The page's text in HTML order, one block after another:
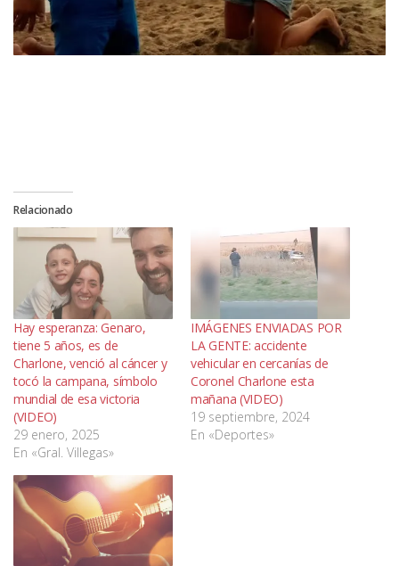
Relacionado
Hay esperanza: Genaro,
tiene 5 años, es de
Charlone, venció al cáncer y
tocó la campana, símbolo
mundial de esa victoria
(VIDEO)
29 enero, 2025
En «Gral. Villegas»
IMÁGENES ENVIADAS POR
LA GENTE: accidente
vehicular en cercanías de
Coronel Charlone esta
mañana (VIDEO)
19 septiembre, 2024
En «Deportes»